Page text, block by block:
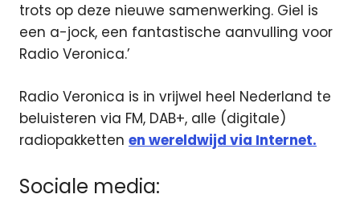
trots op deze nieuwe samenwerking. Giel is
een a-jock, een fantastische aanvulling voor
Radio Veronica.’
Radio Veronica is in vrijwel heel Nederland te
beluisteren via FM, DAB+, alle (digitale)
radiopakketten en wereldwijd via Internet.
Sociale media: